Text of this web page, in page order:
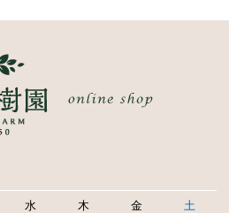
水 木 金 土